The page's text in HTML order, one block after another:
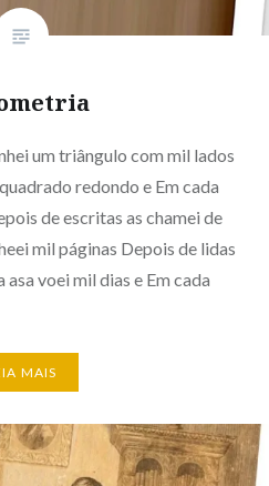
um triângulo com mil lados
redondo e Em cada
de escritas as chamei de
mil páginas Depois de lidas
asa voei mil dias e Em cada
MAIS